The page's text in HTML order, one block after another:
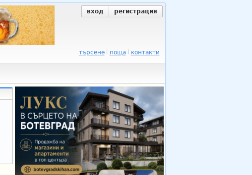
вход регистрация
търсене поща контакти